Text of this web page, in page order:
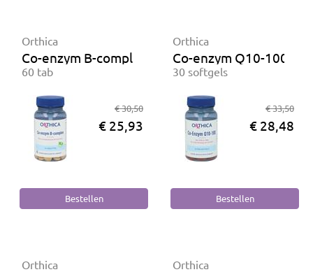
Orthica
Co-enzym B-complex
60 tab
€ 30,50
€ 25,93
Orthica
Co-enzym Q10-100
30 softgels
€ 33,50
€ 28,48
Orthica Orthica